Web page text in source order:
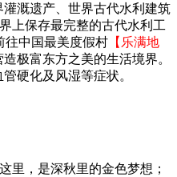
溉遗产、世界古代水利建筑
上保存最完整的古代水利工
往中国最美度假村 【乐满地
极富东方之美的生活境界。
硬化及风湿等症状。
里，是深秋里的金色梦想；